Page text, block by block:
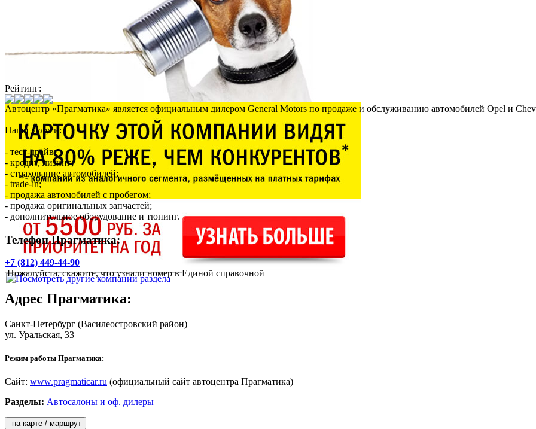
Рейтинг:
Автоцентр «Прагматика» является официальным дилером General Motors по продаже и обслуживанию автомобилей Opel и
Наши услуги:
- тест-драйв;
- кредит, лизинг;
- страхование автомобилей;
- trade-in;
- продажа автомобилей с пробегом;
- продажа оригинальных запчастей;
- дополнительное оборудование и тюнинг.
Телефон Прагматика:
+7 (812) 449-44-90
Пожалуйста, скажите, что узнали номер в Единой справочной
Адрес Прагматика:
Санкт-Петербург (Василеостровский район)
ул. Уральская, 33
Режим работы Прагматика:
Сайт: www.pragmaticar.ru (официальный сайт автоцентра Прагматика)
Разделы: Автосалоны и оф. дилеры
на карте / маршрут